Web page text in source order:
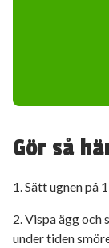
Gör så
1. Sätt ugnen på
2. Vispa ägg och
under tiden